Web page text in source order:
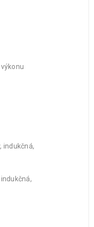
indukčná,